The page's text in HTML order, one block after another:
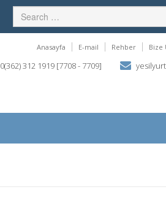
Anasayfa E-mail Rehber Bize
0(362) 312 1919 [7708 - 7709]